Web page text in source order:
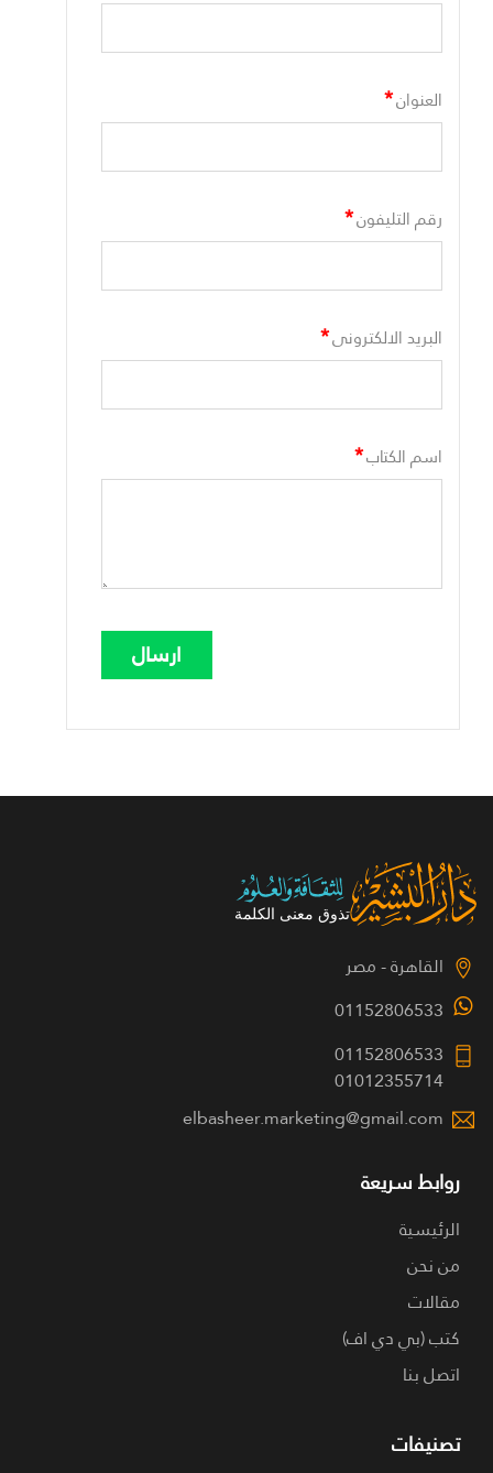
العنوان*
رقم التليفون*
البريد الالكترونى*
اسم الكتاب*
القاهرة - مصر
01152806533
01152806533
01012355714
elbasheer.marketing@gmail.com
روابط سريعة
الرئيسية
من نحن
مقالات
كتب (بي دي اف)
اتصل بنا
تصنيفات